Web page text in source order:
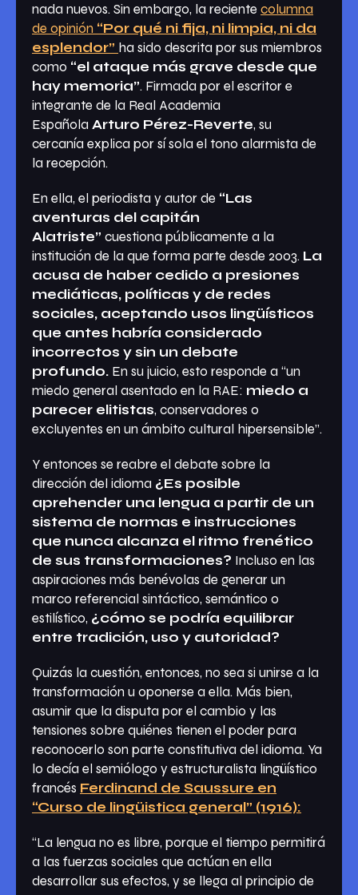
nada nuevos. Sin embargo, la reciente columna
de opinión “Por qué ni fija, ni limpia, ni da
esplendor” ha sido descrita por sus miembros
como “el ataque más grave desde que
hay memoria”. Firmada por el escritor e
integrante de la Real Academia
Española Arturo Pérez-Reverte, su
cercanía explica por sí sola el tono alarmista de
la recepción.
En ella, el periodista y autor de “Las
aventuras del capitán
Alatriste” cuestiona públicamente a la
institución de la que forma parte desde 2003. La
acusa de haber cedido a presiones
mediáticas, políticas y de redes
sociales, aceptando usos lingüísticos
que antes habría considerado
incorrectos y sin un debate
profundo. En su juicio, esto responde a “un
miedo general asentado en la RAE: miedo a
parecer elitistas, conservadores o
excluyentes en un ámbito cultural hipersensible”.
Y entonces se reabre el debate sobre la
dirección del idioma ¿Es posible
aprehender una lengua a partir de un
sistema de normas e instrucciones
que nunca alcanza el ritmo frenético
de sus transformaciones? Incluso en las
aspiraciones más benévolas de generar un
marco referencial sintáctico, semántico o
estilístico, ¿cómo se podría equilibrar
entre tradición, uso y autoridad?
Quizás la cuestión, entonces, no sea si unirse a la
transformación u oponerse a ella. Más bien,
asumir que la disputa por el cambio y las
tensiones sobre quiénes tienen el poder para
reconocerlo son parte constitutiva del idioma. Ya
lo decía el semiólogo y estructuralista lingüístico
francés Ferdinand de Saussure en
“Curso de lingüistica general” (1916):
“La lengua no es libre, porque el tiempo permitirá
a las fuerzas sociales que actúan en ella
desarrollar sus efectos, y se llega al principio de